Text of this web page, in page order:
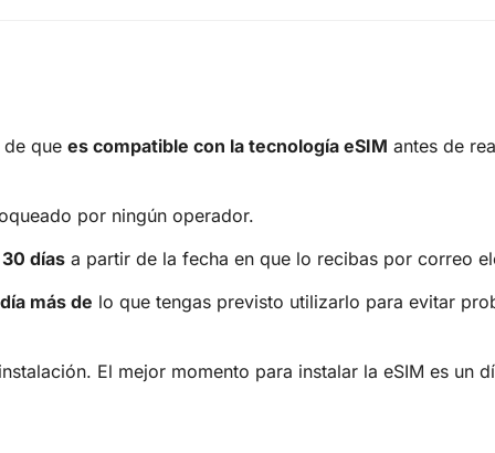
que es compatible con la tecnología eSIM antes de
por ningún operador.
días a partir de la fecha en que lo recibas por correo
más de lo que tengas previsto utilizarlo para evitar
El mejor momento para instalar la eSIM es un